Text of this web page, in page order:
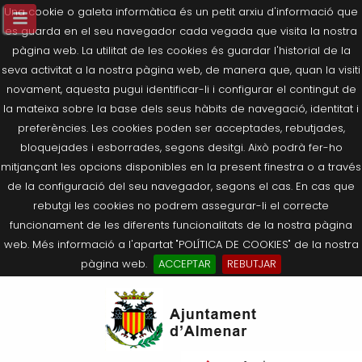
Una cookie o galeta informàtica és un petit arxiu d'informació que
es guarda en el seu navegador cada vegada que visita la nostra
pàgina web. La utilitat de les cookies és guardar l'historial de la
seva activitat a la nostra pàgina web, de manera que, quan la visiti
novament, aquesta pugui identificar-li i configurar el contingut de
la mateixa sobre la base dels seus hàbits de navegació, identitat i
preferències. Les cookies poden ser acceptades, rebutjades,
bloquejades i esborrades, segons desitgi. Això podrà fer-ho
mitjançant les opcions disponibles en la present finestra o a través
de la configuració del seu navegador, segons el cas. En cas que
rebutgi les cookies no podrem assegurar-li el correcte
funcionament de les diferents funcionalitats de la nostra pàgina
web. Més informació a l'apartat "POLÍTICA DE COOKIES" de la nostra
pàgina web.
ACCEPTAR
REBUTJAR
Salutació de l’Alcaldessa
Composició Consistori
Agricultura, Ramaderia i Medi
Què és la Seu Electrònica?
Últimes publicacions